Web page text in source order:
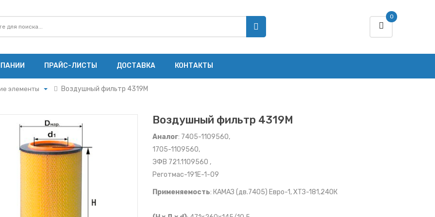
0
ПРАЙС-ЛИСТЫ ДОСТАВКА КОНТАКТЫ
элементы
элементы
элементы
ММЗ
МАЗ
Cummins
Ярославского
Воздушный фильтр 4319M
Воздушный фильтр 4319M
Аналог: 7405-1109560,
1705-1109560,
ЭФВ 721.1109560 ,
Реготмас-191Е-1-09
Применяемость: КАМАЗ (дв.7405) Евро-1, ХТЗ-181,240К